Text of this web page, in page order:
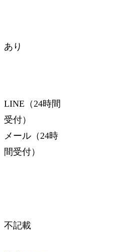
あり
LINE（24時間
受付）
メール（24時
間受付）
不記載